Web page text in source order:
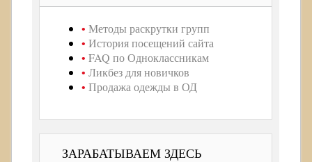
Методы раскрутки групп
История посещений сайта
FAQ по Одноклассникам
Ликбез для новичков
Продажа одежды в ОД
ЗАРАБАТЫВАЕМ ЗДЕСЬ